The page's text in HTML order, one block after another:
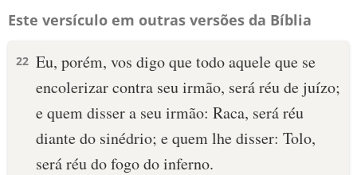
Este versículo em outras versões da Bíblia
22 Eu, porém, vos digo que todo aquele que se
encolerizar contra seu irmão, será réu de juízo;
e quem disser a seu irmão: Raca, será réu
diante do sinédrio; e quem lhe disser: Tolo,
será réu do fogo do inferno.